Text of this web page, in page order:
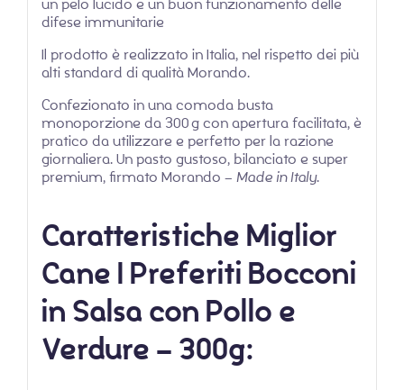
difese immunitarie
Il prodotto è realizzato in Italia, nel rispetto dei più
alti standard di qualità Morando.
Confezionato in una comoda busta
monoporzione da 300 g con apertura facilitata, è
pratico da utilizzare e perfetto per la razione
giornaliera. Un pasto gustoso, bilanciato e super
premium, firmato Morando – Made in Italy.
Caratteristiche Miglior
Cane I Preferiti Bocconi
in Salsa con Pollo e
Verdure – 300g: